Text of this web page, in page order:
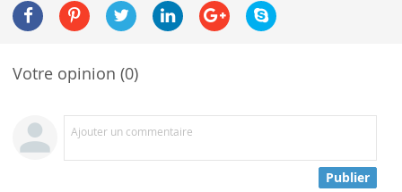
Votre opinion (0)
Ajouter un commentaire
Publier